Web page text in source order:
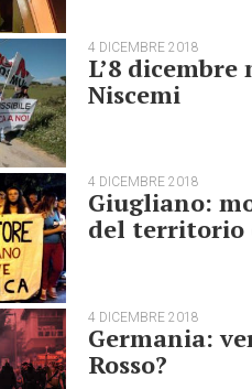
4 DICEMBRE 2018
L’8
Niscemi
4 DICEMBRE 2018
Giugliano:
del territorio
4 DICEMBRE 2018
Germania:
Rosso?